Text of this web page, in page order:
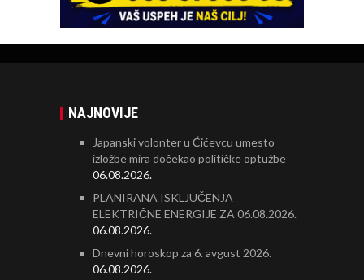
NAJNOVIJE
Japanski volonter u Ćićevcu umesto
izložbe mira dočekao političke optužbe
06.08.2026.
PLANIRANA ISKLJUČENJA
ELEKTRIČNE ENERGIJE ZA 06.08.2026.
06.08.2026.
Dnevni horoskop za 6. avgust 2026.
06.08.2026.